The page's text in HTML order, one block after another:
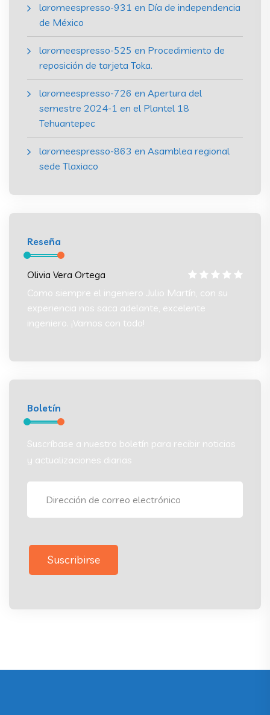
laromeespresso-931 en Día de independencia
de México
laromeespresso-525 en Procedimiento de
reposición de tarjeta Toka.
laromeespresso-726 en Apertura del
semestre 2024-1 en el Plantel 18
Tehuantepec
laromeespresso-863 en Asamblea regional
sede Tlaxiaco
Reseña
Olivia Vera Ortega
Como siempre el ingeniero Julio Martín, con su
experiencia nos saca adelante, excelente
ingeniero. ¡Vamos con todo!
Boletín
Suscríbase a nuestro boletín para recibir noticias
y actualizaciones diarias
Suscribirse